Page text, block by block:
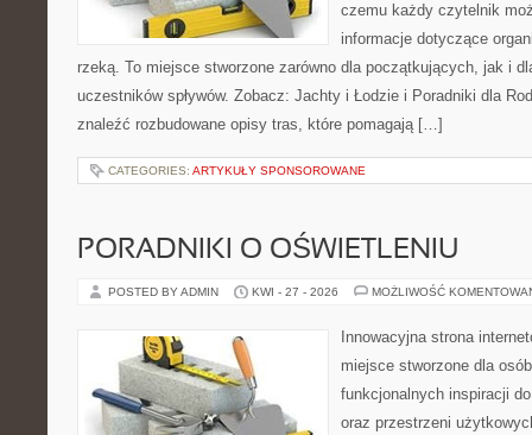
czemu każdy czytelnik
informacje dotyczące
rzeką. To miejsce stworzone zarówno dla początkujących, jak i
uczestników spływów. Zobacz: Jachty i Łodzie i Poradniki dla
znaleźć rozbudowane opisy tras, które pomagają […]
CATEGORIES: ARTYKUŁY SPONSOROWANE
PORADNIKI O OŚWIETLENIU
POSTED BY ADMIN KWI - 27 - 2026 MOŻLIWOŚĆ
Innowacyjna strona
miejsce stworzone dla
funkcjonalnych inspiracji
oraz przestrzeni